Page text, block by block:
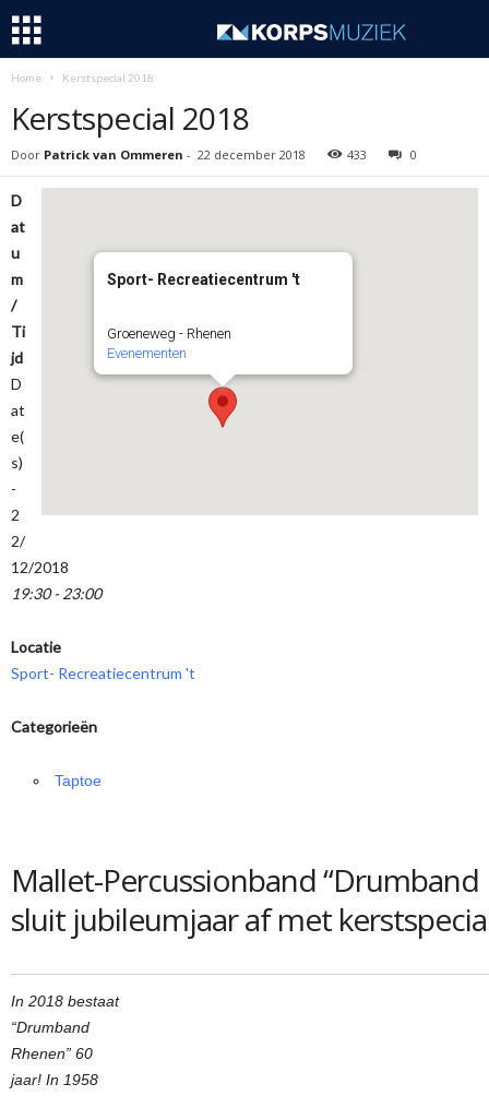
Home Kerstspecial 2018
Kerstspecial 2018
Door Patrick van Ommeren - 22 december 2018 433 0
Sport- Recreatiecentrum 't
Groeneweg - Rhenen
Evenementen
D
at
u
m
/
Ti
jd
D
at
e(
s)
-
2
2/
12/2018
19:30 - 23:00
Locatie
Sport- Recreatiecentrum 't
Categorieën
Taptoe
Mallet-Percussionband “Drumband
sluit jubileumjaar af met
In 2018 bestaat
“Drumband
Rhenen” 60
jaar! In 1958